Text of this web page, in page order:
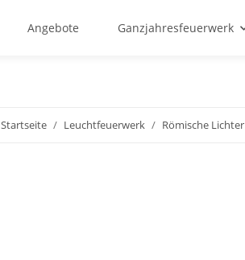
Angebote Ganzjahresfeuerwerk
Startseite Leuchtfeuerwerk Römische Lichter